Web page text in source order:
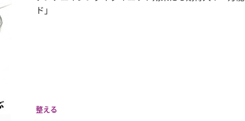
ド」
整える